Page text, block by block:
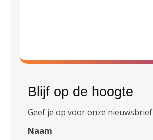
Blijf op de hoogte
Geef je op voor onze nieuwsbrief
Naam